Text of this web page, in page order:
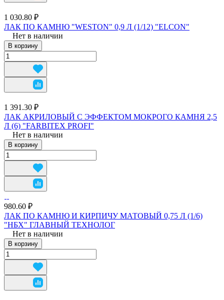
1 030.80 ₽
ЛАК ПО КАМНЮ "WESTON" 0,9 Л (1/12) "ELCON"
Нет в наличии
В корзину
1 391.30 ₽
ЛАК АКРИЛОВЫЙ С ЭФФЕКТОМ МОКРОГО КАМНЯ 2,5
Л (6) "FARBITEX PROFI"
Нет в наличии
В корзину
980.60 ₽
ЛАК ПО КАМНЮ И КИРПИЧУ МАТОВЫЙ 0,75 Л (1/6)
"НБХ" ГЛАВНЫЙ ТЕХНОЛОГ
Нет в наличии
В корзину